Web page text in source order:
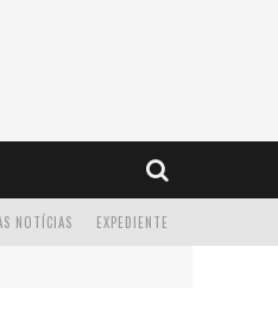
EXPEDIENTE
NOTÍCIAS